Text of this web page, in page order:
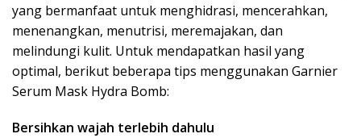
yang bermanfaat untuk menghidrasi, mencerahkan,
menenangkan, menutrisi, meremajakan, dan
melindungi kulit. Untuk mendapatkan hasil yang
optimal, berikut beberapa tips menggunakan Garnier
Serum Mask Hydra Bomb:
Bersihkan wajah terlebih dahulu